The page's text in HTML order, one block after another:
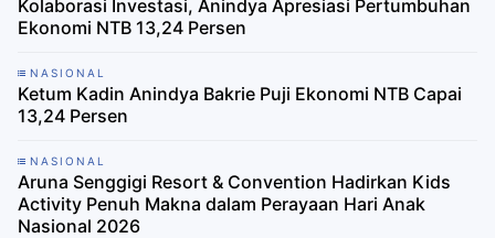
Kolaborasi Investasi, Anindya Apresiasi Pertumbuhan
Ekonomi NTB 13,24 Persen
NASIONAL
Ketum Kadin Anindya Bakrie Puji Ekonomi NTB Capai
13,24 Persen
NASIONAL
Aruna Senggigi Resort & Convention Hadirkan Kids
Activity Penuh Makna dalam Perayaan Hari Anak
Nasional 2026